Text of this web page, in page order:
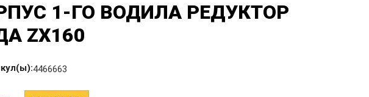
1-ГО ВОДИЛА РЕДУКТОР
ZX160
4466663